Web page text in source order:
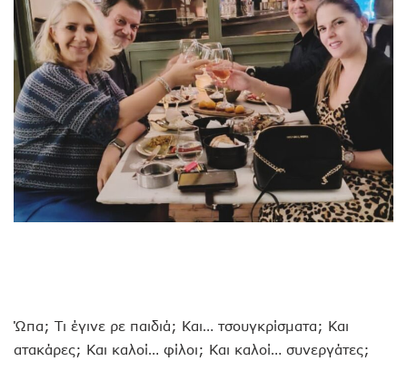
Ώπα; Τι έγινε ρε παιδιά; Και… τσουγκρίσματα; Και
ατακάρες; Και καλοί… φίλοι; Και καλοί… συνεργάτες;